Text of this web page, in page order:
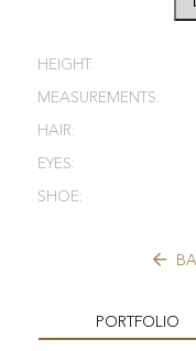
HEIGHT:
MEASUREMENTS:
HAIR:
EYES:
SHOE:
PORTFOLIO